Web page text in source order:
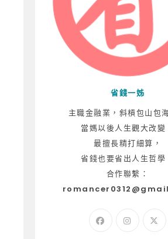
省錢一姊
主職金融業，斜槓包山包
當媽以後人生觀大改變
最擅長精打細算，
省錢也要省出人生哲學
合作聯繫：